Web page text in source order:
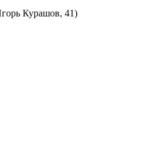
Курашов, 41)